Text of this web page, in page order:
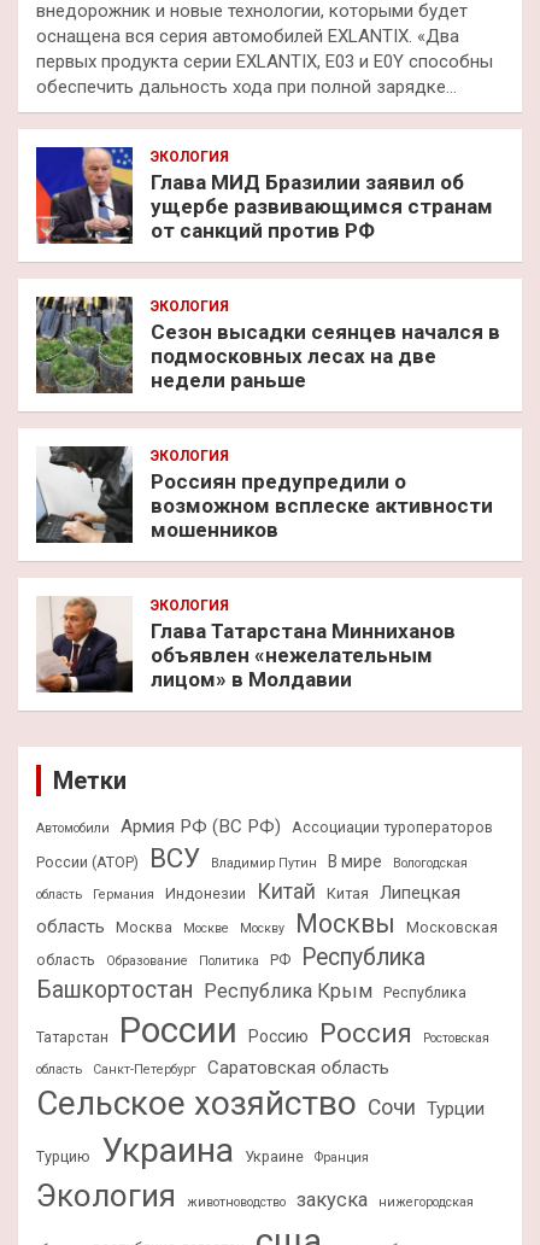
внедорожник и новые технологии, которыми будет
оснащена вся серия автомобилей EXLANTIX. «Два
первых продукта серии EXLANTIX, E03 и E0Y способны
обеспечить дальность хода при полной зарядке…
ЭКОЛОГИЯ
Глава МИД Бразилии заявил об
ущербе развивающимся странам
от санкций против РФ
ЭКОЛОГИЯ
Сезон высадки сеянцев начался в
подмосковных лесах на две
недели раньше
ЭКОЛОГИЯ
Россиян предупредили о
возможном всплеске активности
мошенников
ЭКОЛОГИЯ
Глава Татарстана Минниханов
объявлен «нежелательным
лицом» в Молдавии
Метки
Автомобили Армия РФ (ВС РФ)
Ассоциации туроператоров
России (АТОР)
ВСУ Владимир Путин В мире
Вологодская
область
Германия Индонезии Китай Китая
Липецкая
область
Москва Москве Москву Москвы
Московская
область
Образование Политика РФ
Республика
Башкортостан
Республика Крым Республика
Татарстан России Россию Россия
Ростовская
область
Санкт-Петербург Саратовская область
Сельское хозяйство Сочи Турции
Турцию Украина Украине Франция
Экология животноводство закуска нижегородская